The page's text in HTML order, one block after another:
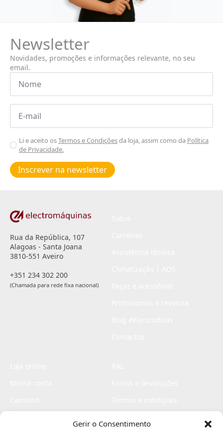
Gerir o Consentimento
Newsletter
Novidades, promoções e informações relevante, no seu
email.
Nome
Email
Aceitar
Poiticas
de
privacidade
Li e aceito osTermos e Condiçõesda loja, assim como da Política
de Privacidade.
Inscrever na newsletter
Rua da República, 107
Alagoas - Santa Joana
3810-551 Aveiro
+351 234 302 200
(Chamada para rede fixa nacional)